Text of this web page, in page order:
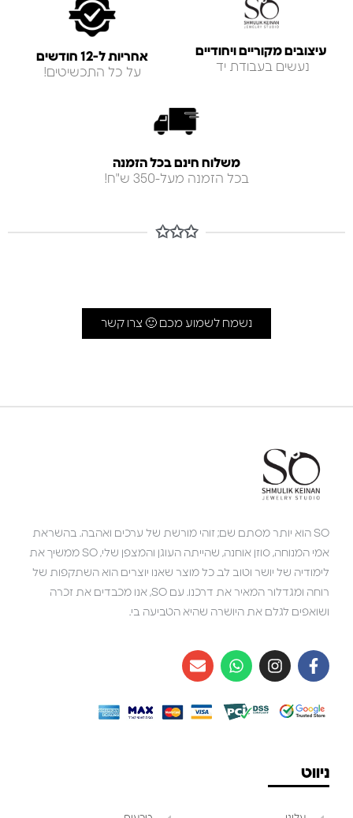
עיצובים מקוריים ויחודיים
נעשים בעבודת יד
אחריות ל-12 חודשים
על כל התכשיטים!
משלוח חינם בכל הזמנה
בכל הזמנה מעל-350 ש"ח!
✩✩✩
נשמח לשמוע מכם 🙂 צרו קשר
SO הוא יותר מסתם שם; זוהי מורשת של ערכים ואהבה. בהשראת
אמי המנוחה, סוזן אוחנה, שהייתה העוגן והמצפן שלי, SO ממשיך את
לימודיה של יושר וטוב לב. כל מוצר שאנו יוצרים הוא השתקפות של
רוחה ומגדלור המאיר את דרכנו. עם SO, אנו מכבדים את זכרה
ושואפים לגלם את היושרה שהיא הטביעה בי.
ניווט